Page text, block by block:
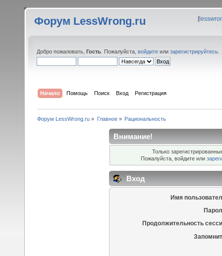
Форум LessWrong.ru [
Добро пожаловать, Гость . Пожалуйста, войдите или зарегистрируйтесь
Начало Помощь Поиск Вход Регистрация
Форум LessWrong.ru » Главное» Рациональность
Внимание!
Только
Пожалуйста, войдите или
Вход
Имя
Продолжительность